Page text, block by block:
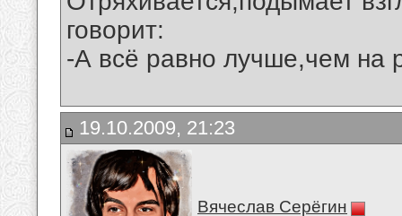
говорит:
-А всё равно лучше,чем на
19.10.2009, 21:23
Вячеслав Серёгин